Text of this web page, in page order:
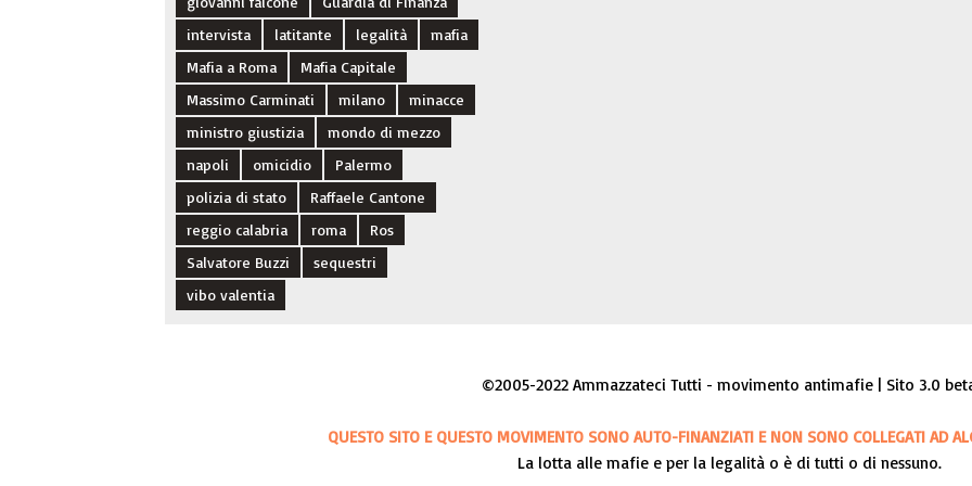
intervista
latitante legalità
mafia
Mafia a Roma
Mafia Capitale
Massimo Carminati
milano
minacce
ministro giustizia
mondo di mezzo
napoli
omicidio
Palermo
polizia di stato
Raffaele Cantone
reggio calabria
roma
Ros
Salvatore Buzzi
sequestri
vibo valentia
©2005-2022 Ammazzateci Tutti - movimento antimafie | Sito 3.0
QUESTO SITO E QUESTO MOVIMENTO SONO AUTO-FINANZIATI E NON SONO COLLEGATI AD
La lotta alle mafie e per la legalità o è di tutti o di nessuno.